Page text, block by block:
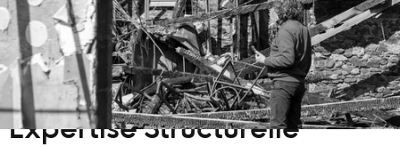
Expertise Structurelle